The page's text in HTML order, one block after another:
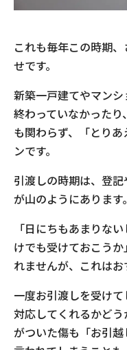
これも毎年この時期
せです。
新築一戸建てやマン
終わっていなかった
も関わらず、「とり
ンです。
引渡しの時期は、登
が山のようにあります。
「日にちもあまりな
けでも受けておこう
れませんが、これはお
一度お引渡しを受け
対応してくれるかど
がついた傷も「お引